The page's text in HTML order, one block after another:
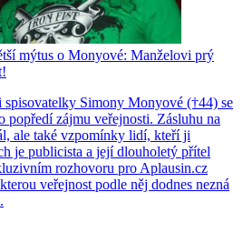
mýtus o Monyové: Manželovi prý
spisovatelky Simony Monyové (†44) se
popředí zájmu veřejnosti. Zásluhu na
ale také vzpomínky lidí, kteří ji
je publicista a její dlouholetý přítel
rozhovoru pro Aplausin.cz
veřejnost podle něj dodnes nezná